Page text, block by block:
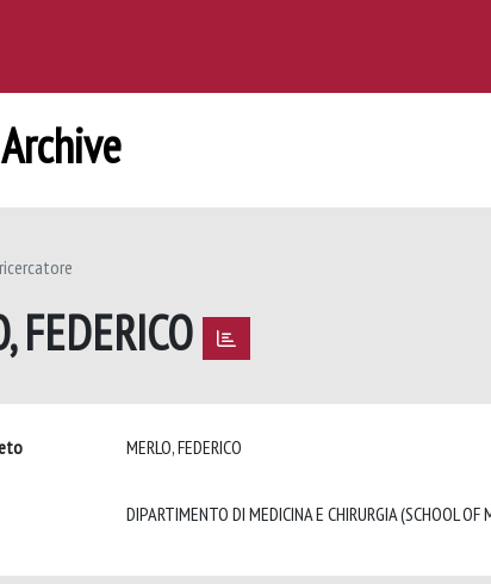
FEDERICO
MERLO, FEDERICO
DIPARTIMENTO DI MEDICINA E CHIRURGIA (SCHOOL OF